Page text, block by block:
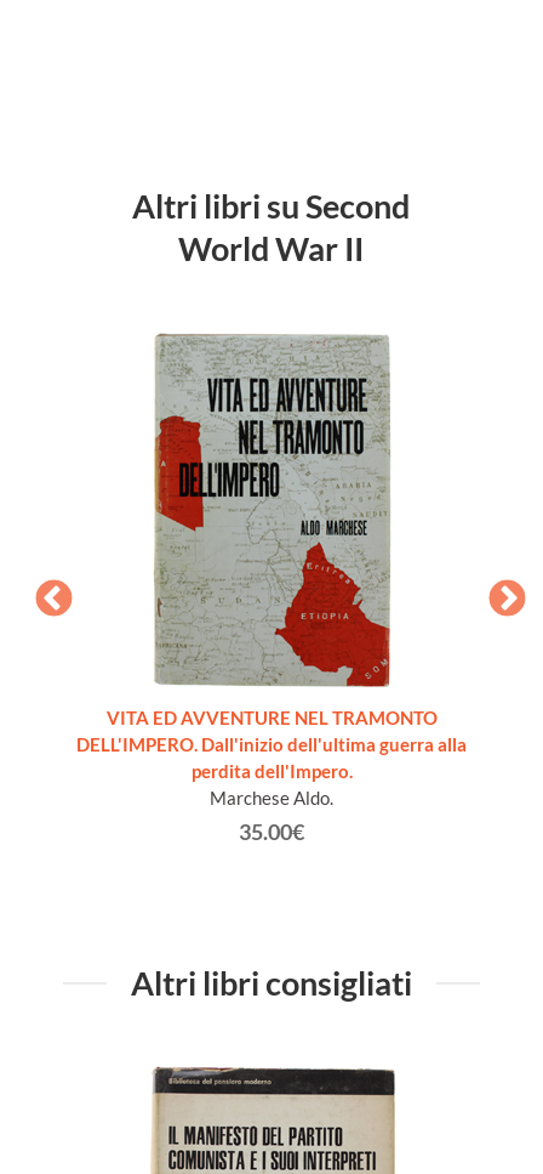
Altri libri su Second
World War II
VITA ED AVVENTURE NEL TRAMONTO
DELL'IMPERO. Dall'inizio dell'ultima guerra alla
perdita dell'Impero.
Marchese Aldo.
35.00€
Altri libri consigliati